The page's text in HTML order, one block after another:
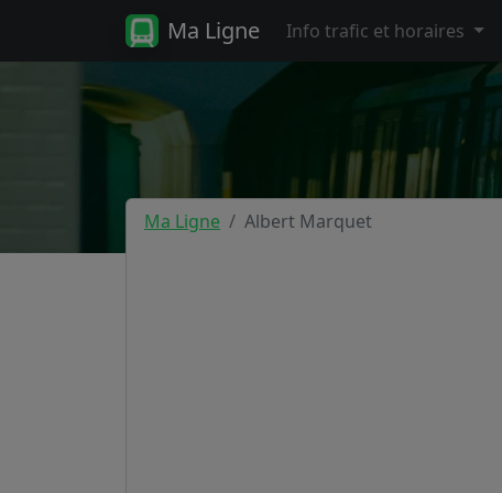
Ma Ligne Info trafic et horaires
Ma Ligne Albert Marquet